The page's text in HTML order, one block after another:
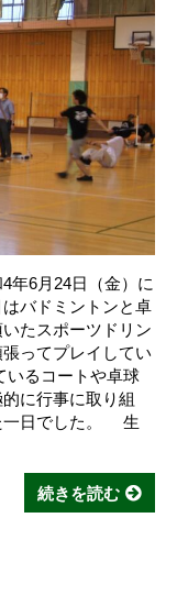
年6月24日（金）に
バドミントンと卓
たスポーツドリン
ってプレイしてい
るコートや卓球
に行事に取り組
一日でした。 生
続きを読む